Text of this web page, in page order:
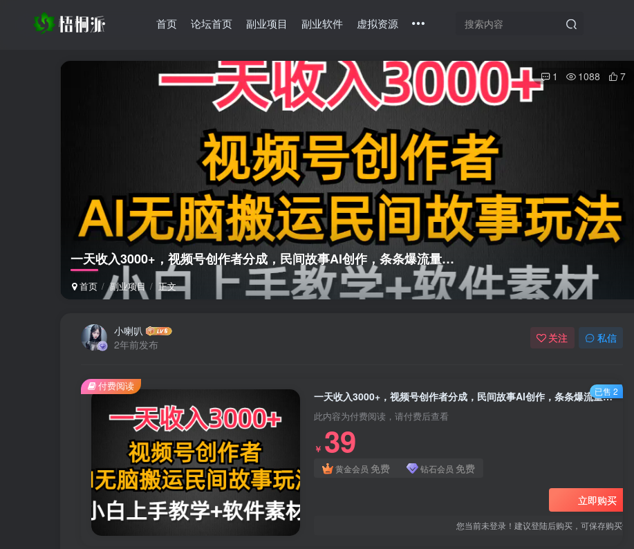
首页 论坛首页 副业项目 副业软件 虚拟资源
一天收入3000+，视频号创作者分成，民间故事AI创作，条条爆流量…
首页 副业项目 正文
1 1088 7
小喇叭
2年前发布
关注 私信
一天收入3000+，视频号创作者分成，民间故事AI创作，条条爆流量…
此内容为付费阅读，请付费后查看
￥ 39
黄金会员 免费 钻石会员 免费
立即购买
您当前未登录！建议登陆后购买，可保存购买订单
付费阅读 已售 2